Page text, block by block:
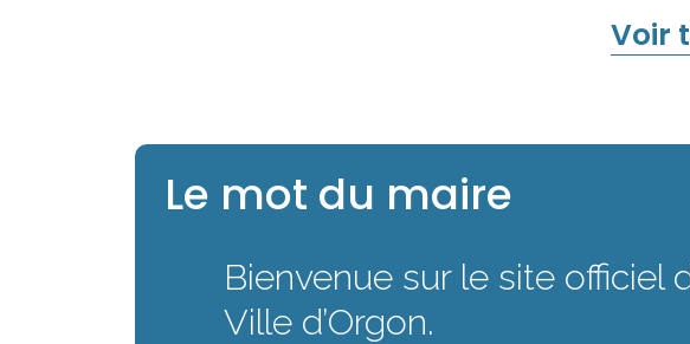
Voir
Le mot du maire
Bienvenue sur le site officiel
Ville d’Orgon.